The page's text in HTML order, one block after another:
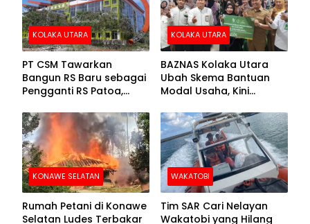
KOLAKA UTARA
PT CSM Tawarkan
Bangun RS Baru sebagai
Pengganti RS Patoa,
Kolut
KOLAKA UTARA
BAZNAS Kolaka Utara
Ubah Skema Bantuan
Modal Usaha, Kini
Barang Senilai Rp419,5
Juta
KONAWE SELATAN
Rumah Petani di Konawe
Selatan Ludes Terbakar
WAKATOBI
Tim SAR Cari Nelayan
Wakatobi yang Hilang